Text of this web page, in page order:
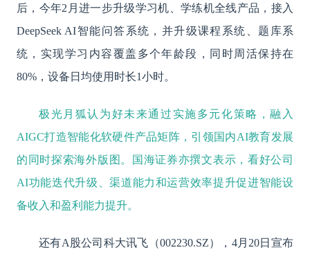
后，今年2月进一步升级学习机、学练机全线产品，接入
DeepSeek AI智能问答系统，并升级课程系统、题库系
统，实现学习内容覆盖多个年龄段，同时周活保持在
80%，设备日均使用时长1小时。
极光月狐认为好未来通过实施多元化策略，融入
AIGC打造智能化软硬件产品矩阵，引领国内AI教育发展
的同时探索海外版图。国海证券亦撰文表示，看好公司
AI功能迭代升级、渠道能力和运营效率提升促进智能设
备收入和盈利能力提升。
还有A股公司科大讯飞（002230.SZ），4月20日宣布